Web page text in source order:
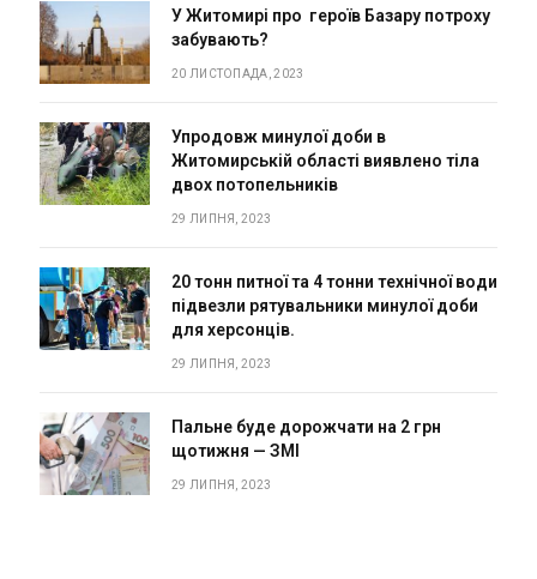
У Житомирі про героїв Базару потроху
забувають?
20 ЛИСТОПАДА, 2023
Упродовж минулої доби в
Житомирській області виявлено тіла
двох потопельників
29 ЛИПНЯ, 2023
20 тонн питної та 4 тонни технічної води
підвезли рятувальники минулої доби
для херсонців.
29 ЛИПНЯ, 2023
Пальне буде дорожчати на 2 грн
щотижня — ЗМІ
29 ЛИПНЯ, 2023